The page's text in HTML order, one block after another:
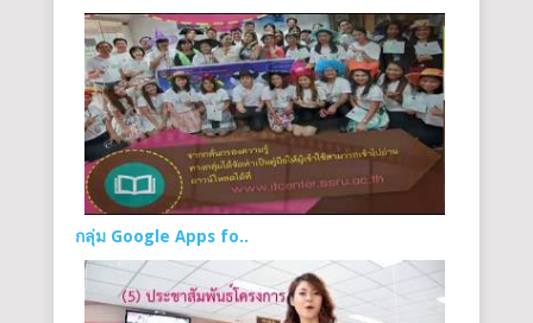
กลุ่ม Google Apps fo..